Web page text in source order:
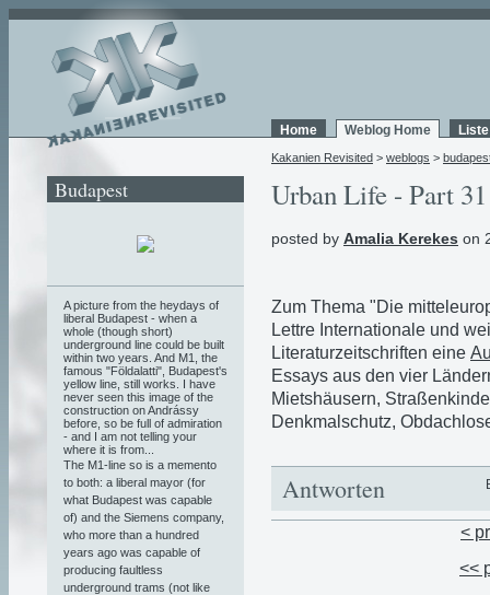
Home Weblog Home
Kakanien Revisited > weblogs >
Urban Life - Part 31
posted by Amalia Kerekes on
Zum Thema "Die
Lettre Internationale und
Literaturzeitschriften eine
Essays aus den vier
Mietshäusern,
Denkmalschutz,
Antworten
<
<<
Budapest
A picture from the heydays of
liberal Budapest - when a
whole (though short)
underground line could be built
within two years. And M1, the
famous "Földalatti", Budapest's
yellow line, still works. I have
never seen this image of the
construction on Andrássy
before, so be full of admiration
- and I am not telling your
where it is from...
The M1-line so is a memento
to both: a liberal mayor (for
what Budapest was capable
of) and the Siemens company,
who more than a hundred
years ago was capable of
producing faultless
underground trams (not like